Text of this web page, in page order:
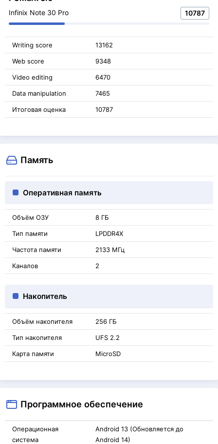
Infinix Note 30 Pro 10787
Writing score 13162
Web score 9348
Video editing 6470
Data manipulation 7465
Итоговая оценка 10787
Память
Оперативная память
Объём ОЗУ 8 ГБ
Тип памяти LPDDR4X
Частота памяти 2133 МГц
Каналов 2
Накопитель
Объём накопителя 256 ГБ
Тип накопителя UFS 2.2
Карта памяти MicroSD
Программное обеспечение
Операционная
система
Android 13 (Обновляется до
Android 14)